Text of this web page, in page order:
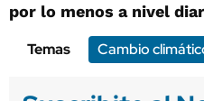
por lo menos a nivel
Temas
Cambio